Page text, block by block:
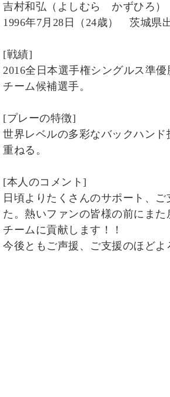
吉村和弘（よしむら かずひろ）
1996年7月28日（24歳） 茨城県
[戦績]
2016全日本選手権シングルス準
チーム候補選手。
[プレーの特徴]
世界レベルの多彩なバックハン
重ねる。
[本人のコメント]
日頃よりたくさんのサポート、
た。熱いファンの皆様の前にま
チームに貢献します！！
今後ともご声援、ご支援のほど